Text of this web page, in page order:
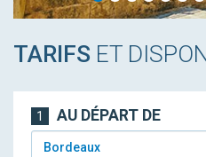
TARIFS ET
1 AU DÉPART DE
Bordeaux